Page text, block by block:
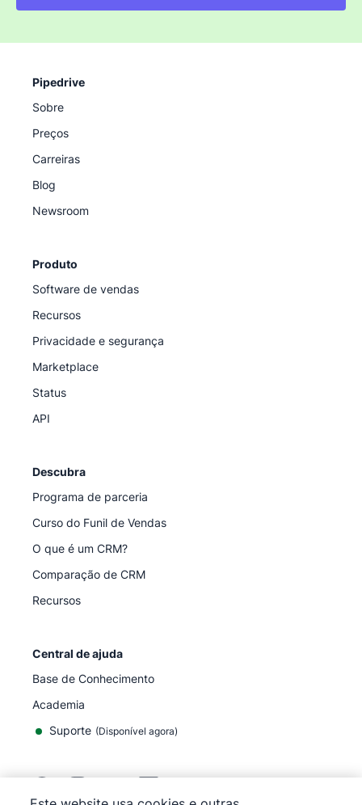
Pipedrive
Sobre
Preços
Carreiras
Blog
Newsroom
Produto
Software de vendas
Recursos
Privacidade e segurança
Marketplace
Status
API
Descubra
Programa de parceria
Curso do Funil de Vendas
O que é um CRM?
Comparação de CRM
Recursos
Central de ajuda
Base de Conhecimento
Academia
Suporte (Disponível agora)